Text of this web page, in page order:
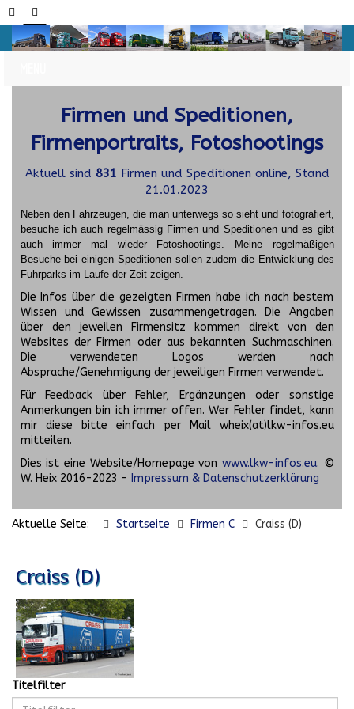
Firmen und Speditionen,
Firmenportraits, Fotoshootings
Aktuell sind 831 Firmen und Speditionen online, Stand
21.01.2023
Neben den Fahrzeugen, die man unterwegs so sieht und fotografiert,
besuche ich auch regelmässig Firmen und Speditionen und es gibt
auch immer mal wieder Fotoshootings.
Meine regelmäßigen
Besuche bei einigen Speditionen sollen zudem die Entwicklung des
Fuhrparks im Laufe der Zeit zeigen.
Die Infos über die gezeigten Firmen habe ich nach bestem
Wissen und Gewissen zusammengetragen. Die Angaben
über den jeweilen Firmensitz kommen direkt von den
Websites der Firmen oder aus bekannten Suchmaschinen.
Die verwendeten Logos werden nach
Absprache/Genehmigung der jeweiligen Firmen verwendet.
Für Feedback über Fehler, Ergänzungen oder sonstige
Anmerkungen bin ich immer offen. Wer Fehler findet, kann
mir diese bitte einfach per Mail wheix(at)lkw-infos.eu
mitteilen.
Dies ist eine Website/Homepage von www.lkw-infos.eu. ©
W. Heix 2016-2023 - Impressum & Datenschutzerklärung
Aktuelle Seite: Startseite Firmen C Craiss (D)
Craiss (D)
Titelfilter